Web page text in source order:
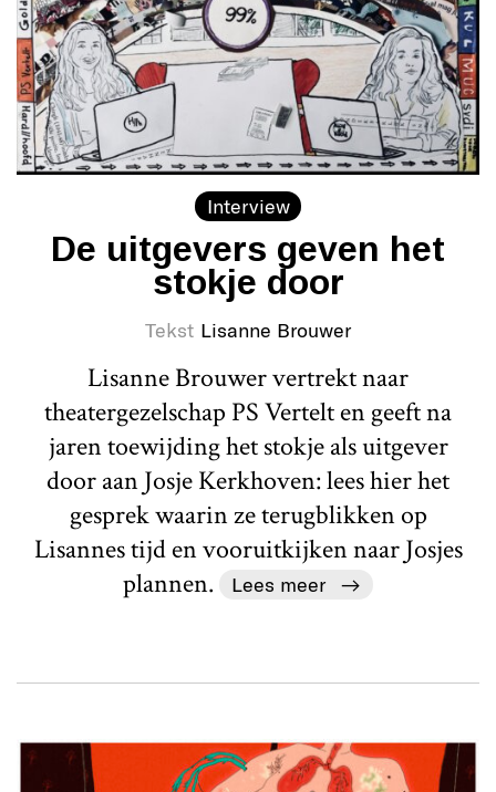
Interview
De uitgevers geven het
stokje door
Tekst Lisanne Brouwer
Lisanne Brouwer vertrekt naar
theatergezelschap PS Vertelt en geeft na
jaren toewijding het stokje als uitgever
door aan Josje Kerkhoven: lees hier het
gesprek waarin ze terugblikken op
Lisannes tijd en vooruitkijken naar Josjes
plannen.
Lees meer